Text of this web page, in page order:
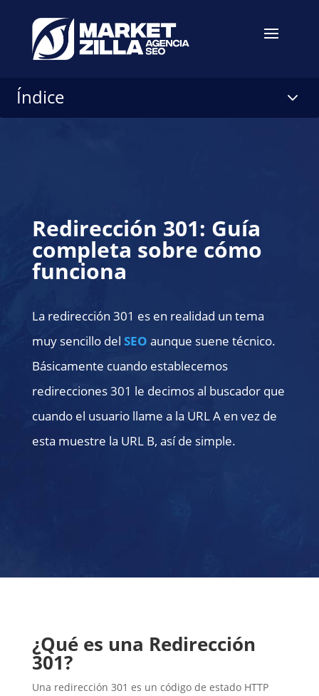
Índice 3
Redirección 301: Guía
completa sobre cómo
funciona
La redirección 301 es en realidad un tema
muy sencillo del SEO aunque suene técnico.
Básicamente cuando establecemos
redirecciones 301 le decimos al buscador que
cuando el usuario llame a la URL A en vez de
esta muestre la URL B, así de simple.
¿Qué es una Redirección
301?
Una redirección 301 es un código de estado HTTP